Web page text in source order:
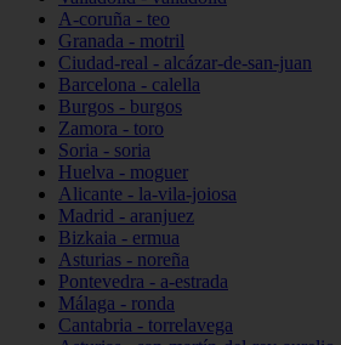
A-coruña - teo
Granada - motril
Ciudad-real - alcázar-de-san-juan
Barcelona - calella
Burgos - burgos
Zamora - toro
Soria - soria
Huelva - moguer
Alicante - la-vila-joiosa
Madrid - aranjuez
Bizkaia - ermua
Asturias - noreña
Pontevedra - a-estrada
Málaga - ronda
Cantabria - torrelavega